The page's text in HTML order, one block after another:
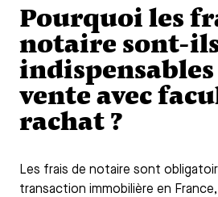
Pourquoi les
notaire sont-
vente avec
rachat ?
Les frais de notaire sont
transaction immobilière en